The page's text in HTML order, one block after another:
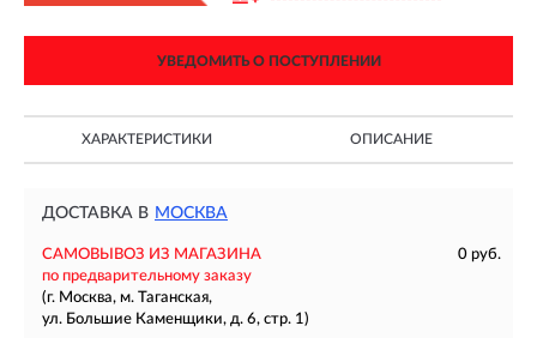
УВЕДОМИТЬ О ПОСТУПЛЕНИИ
ХАРАКТЕРИСТИКИ ОПИСАНИЕ
ДОСТАВКА В МОСКВА
САМОВЫВОЗ ИЗ МАГАЗИНА
0 руб.
по предварительному заказу
(г. Москва, м. Таганская,
ул. Большие Каменщики, д. 6, стр. 1)